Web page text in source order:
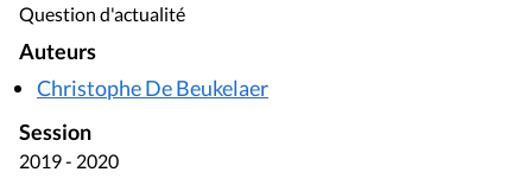
Question d'actualité
Auteurs
Christophe De Beukelaer
Session
2019 - 2020